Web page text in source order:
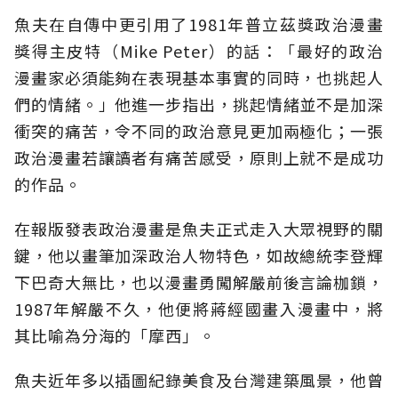
魚夫在自傳中更引用了1981年普立茲獎政治漫畫
獎得主皮特（Mike Peter）的話：「最好的政治
漫畫家必須能夠在表現基本事實的同時，也挑起人
們的情緒。」他進一步指出，挑起情緒並不是加深
衝突的痛苦，令不同的政治意見更加兩極化；一張
政治漫畫若讓讀者有痛苦感受，原則上就不是成功
的作品。
在報版發表政治漫畫是魚夫正式走入大眾視野的關
鍵，他以畫筆加深政治人物特色，如故總統李登輝
下巴奇大無比，也以漫畫勇闖解嚴前後言論枷鎖，
1987年解嚴不久，他便將蔣經國畫入漫畫中，將
其比喻為分海的「摩西」。
魚夫近年多以插圖紀錄美食及台灣建築風景，他曾